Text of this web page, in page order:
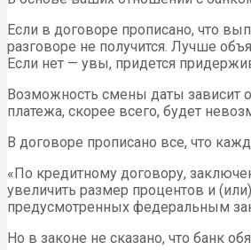
Если в договоре прописано, что
разговоре не получится. Лучше
Если нет — увы, придется
Возможность смены даты зависит
платежа, скорее всего, будет
В договоре прописано все, что
«По кредитному договору,
увеличить размер процентов и
предусмотренных федеральным
Но в законе не сказано, что банк